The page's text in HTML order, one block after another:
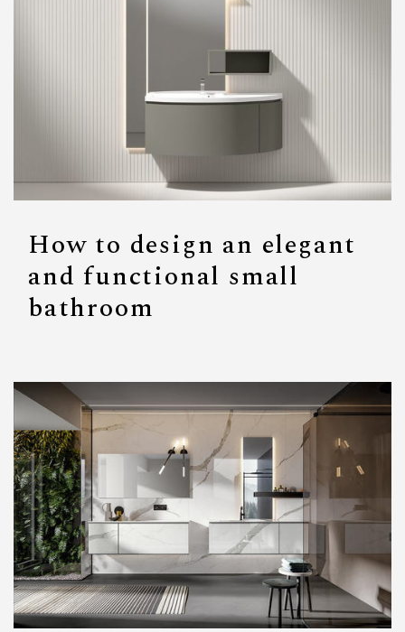
How to design an elegant
and functional small
bathroom